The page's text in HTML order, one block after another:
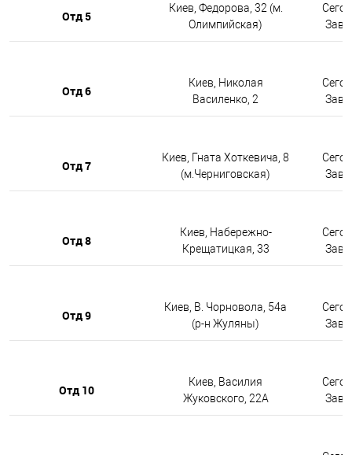
Отд 5
Киев, Федорова, 32 (м.
Олимпийская)
Отд 6
Киев, Николая
Василенко, 2
Отд 7
Киев, Гната Хоткевича, 8
(м.Черниговская)
Отд 8
Киев, Набережно-
Крещатицкая, 33
Отд 9
Киев, В. Чорновола, 54а
(р-н Жуляны)
Отд 10
Киев, Василия
Жуковского, 22А